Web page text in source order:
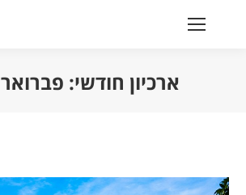
ארכיון חודשי: פברואר 1995